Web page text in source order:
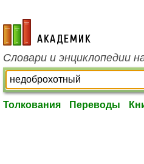
academic.ru
Словари и энциклопедии
Толкования Переводы